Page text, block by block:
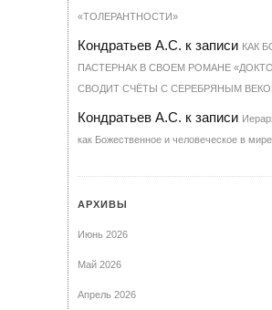
«ТОЛЕРАНТНОСТИ»
Кондратьев А.С. к записи КАК
ПАСТЕРНАК В СВОЕМ РОМАНЕ
СВОДИТ СЧЁТЫ С СЕРЕБРЯНЫМ
Кондратьев А.С. к записи
как Божественное и человеческое в
АРХИВЫ
Июнь 2026
Май 2026
Апрель 2026